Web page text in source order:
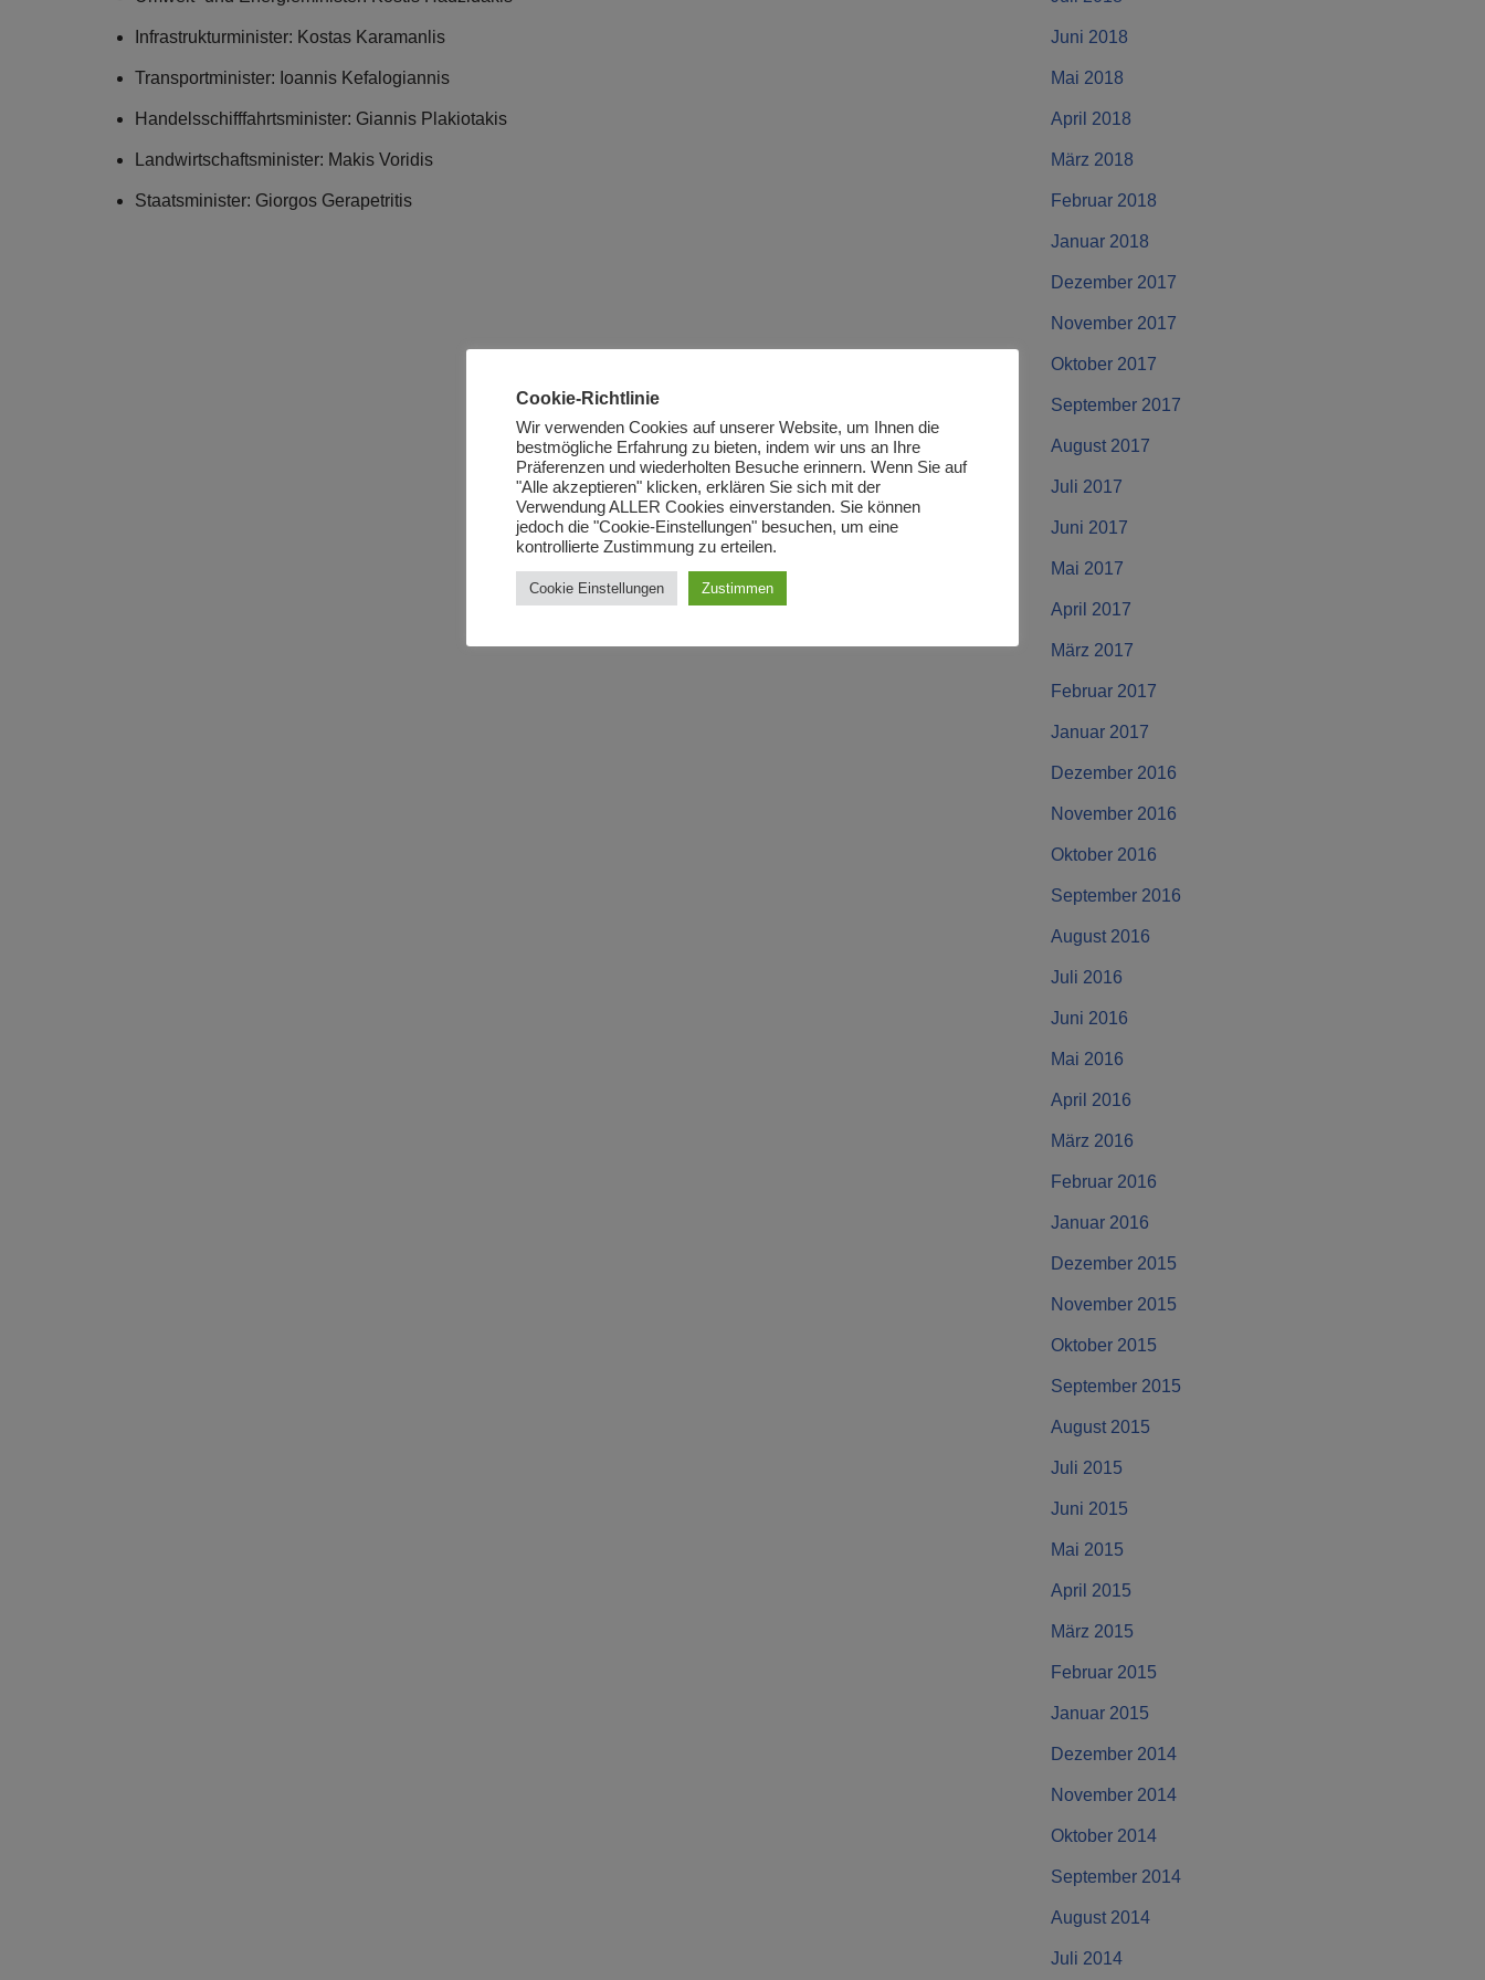
Infrastrukturminister: Kostas Karamanlis
Transportminister: Ioannis Kefalogiannis
Handelsschifffahrtsminister: Giannis Plakiotakis
Landwirtschaftsminister: Makis Voridis
Staatsminister: Giorgos Gerapetritis
Juni 2018
Mai 2018
April 2018
März 2018
Februar 2018
Januar 2018
Dezember 2017
November 2017
Oktober 2017
September 2017
August 2017
Juli 2017
Juni 2017
Mai 2017
April 2017
März 2017
Februar 2017
Januar 2017
Dezember 2016
November 2016
Oktober 2016
September 2016
August 2016
Juli 2016
Juni 2016
Mai 2016
April 2016
März 2016
Februar 2016
Januar 2016
Dezember 2015
November 2015
Oktober 2015
September 2015
August 2015
Juli 2015
Juni 2015
Mai 2015
April 2015
März 2015
Februar 2015
Januar 2015
Dezember 2014
November 2014
Oktober 2014
September 2014
August 2014
Juli 2014
Cookie-Richtlinie
Wir verwenden Cookies auf unserer Website, um Ihnen die
bestmögliche Erfahrung zu bieten, indem wir uns an Ihre
Präferenzen und wiederholten Besuche erinnern. Wenn Sie auf
"Alle akzeptieren" klicken, erklären Sie sich mit der
Verwendung ALLER Cookies einverstanden. Sie können
jedoch die "Cookie-Einstellungen" besuchen, um eine
kontrollierte Zustimmung zu erteilen.
Cookie Einstellungen Zustimmen